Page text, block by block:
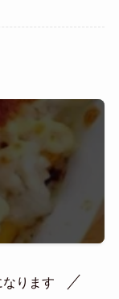
ります